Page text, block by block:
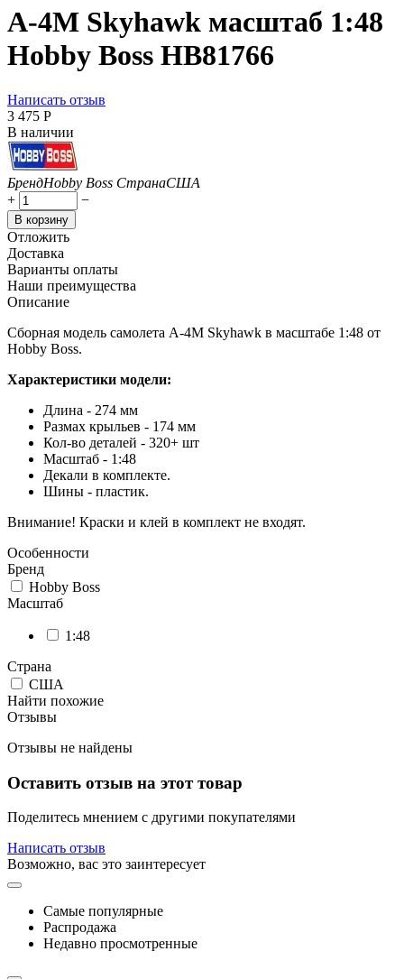
A-4M Skyhawk масштаб 1:48
Hobby Boss HB81766
Написать отзыв
3 475 Р
В наличии
БрендHobby Boss СтранаСША
+
−
В корзину
Отложить
Доставка
Варианты оплаты
Наши преимущества
Описание
Сборная модель самолета A-4M Skyhawk в масштабе 1:48 от
Hobby Boss.
Характеристики модели:
Длина - 274 мм
Размах крыльев - 174 мм
Кол-во деталей - 320+ шт
Масштаб - 1:48
Декали в комплекте.
Шины - пластик.
Внимание! Краски и клей в комплект не входят.
Особенности
Бренд
Hobby Boss
Масштаб
1:48
Страна
США
Найти похожие
Отзывы
Отзывы не найдены
Оставить отзыв на этот товар
Поделитесь мнением с другими покупателями
Написать отзыв
Возможно, вас это заинтересует
Самые популярные
Распродажа
Недавно просмотренные